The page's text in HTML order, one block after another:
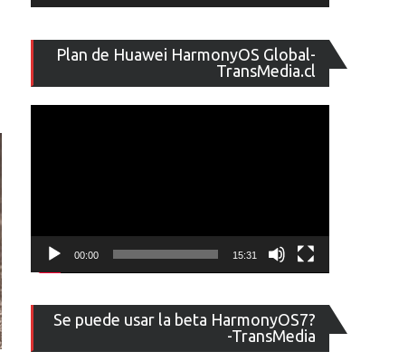
Plan de Huawei HarmonyOS Global-
TransMedia.cl
de
vídeo
00:00 15:31
Se puede usar la beta HarmonyOS7?
-TransMedia
de
vídeo